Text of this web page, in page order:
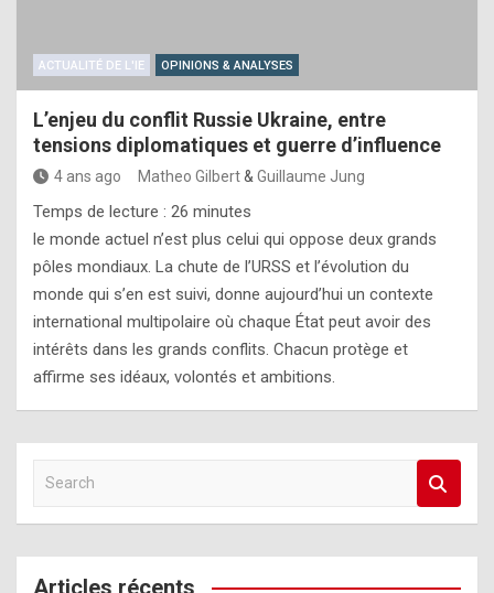
ACTUALITÉ DE L'IE OPINIONS & ANALYSES
L’enjeu du conflit Russie Ukraine, entre
tensions diplomatiques et guerre d’influence
4 ans ago Matheo Gilbert& Guillaume Jung
Temps de lecture : 26 minutes
le monde actuel n’est plus celui qui oppose deux grands
pôles mondiaux. La chute de l’URSS et l’évolution du
monde qui s’en est suivi, donne aujourd’hui un contexte
international multipolaire où chaque État peut avoir des
intérêts dans les grands conflits. Chacun protège et
affirme ses idéaux, volontés et ambitions.
a
r
c
Articles récents